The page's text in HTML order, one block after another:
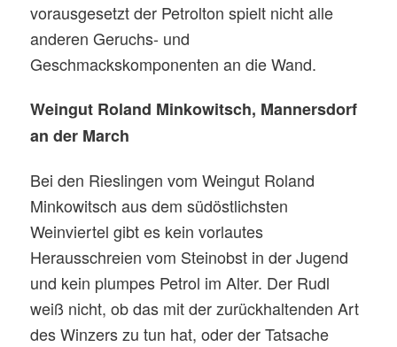
vorausgesetzt der Petrolton spielt nicht alle
anderen Geruchs- und
Geschmackskomponenten an die Wand.
Weingut Roland Minkowitsch, Mannersdorf
an der March
Bei den Rieslingen vom Weingut Roland
Minkowitsch aus dem südöstlichsten
Weinviertel gibt es kein vorlautes
Herausschreien vom Steinobst in der Jugend
und kein plumpes Petrol im Alter. Der Rudl
weiß nicht, ob das mit der zurückhaltenden Art
des Winzers zu tun hat, oder der Tatsache